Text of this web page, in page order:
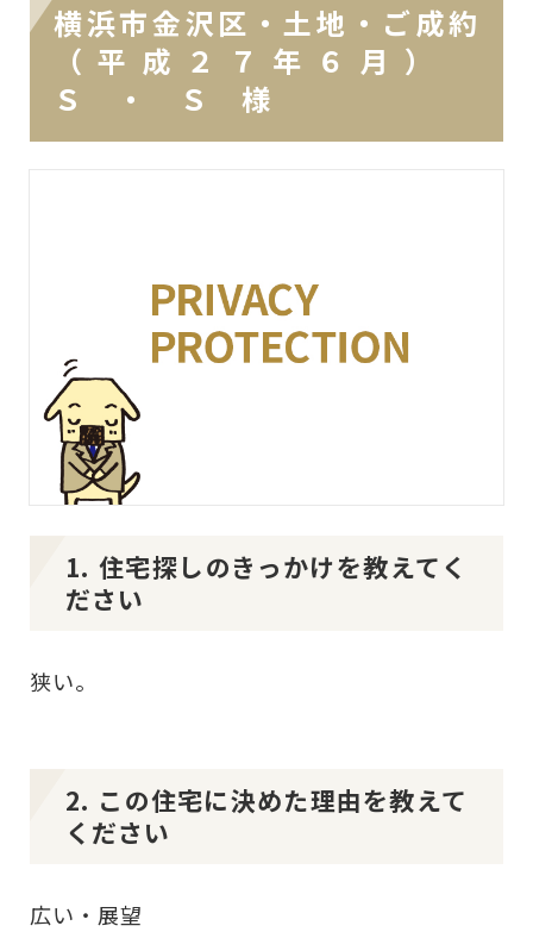
横浜市金沢区・土地・ご成約
（平成２７年６月）
Ｓ ・ Ｓ 様
1. 住宅探しのきっかけを教えてく
ださい
狭い。
2. この住宅に決めた理由を教えて
ください
広い・展望